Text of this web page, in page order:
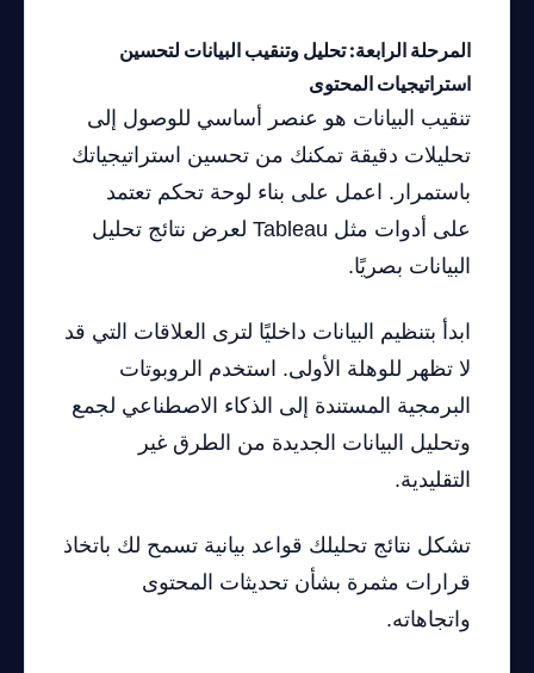
المرحلة الرابعة: تحليل وتنقيب البيانات لتحسين
استراتيجيات المحتوى
تنقيب البيانات هو عنصر أساسي للوصول إلى
تحليلات دقيقة تمكنك من تحسين استراتيجياتك
باستمرار. اعمل على بناء لوحة تحكم تعتمد
على أدوات مثل Tableau لعرض نتائج تحليل
البيانات بصريًا.
ابدأ بتنظيم البيانات داخليًا لترى العلاقات التي قد
لا تظهر للوهلة الأولى. استخدم الروبوتات
البرمجية المستندة إلى الذكاء الاصطناعي لجمع
وتحليل البيانات الجديدة من الطرق غير
التقليدية.
تشكل نتائج تحليلك قواعد بيانية تسمح لك باتخاذ
قرارات مثمرة بشأن تحديثات المحتوى
واتجاهاته.